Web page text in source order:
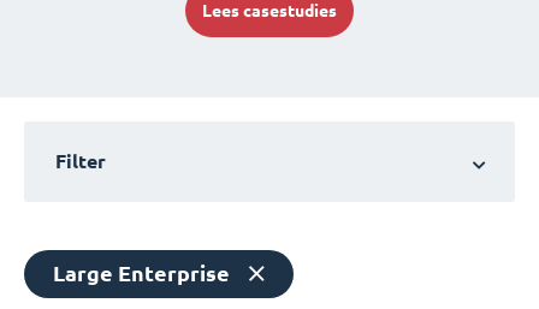
Lees casestudies
Filter
Large Enterprise